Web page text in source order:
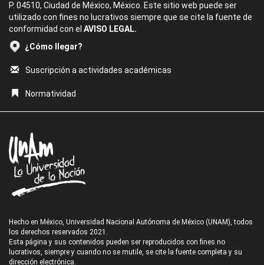
P. 04510, Ciudad de México, México. Este sitio web puede ser
utilizado con fines no lucrativos siempre que se cite la fuente de
conformidad con el AVISO LEGAL.
¿Cómo llegar?
Suscripción a actividades académicas
Normatividad
Hecho en México, Universidad Nacional Autónoma de México (UNAM), todos
los derechos reservados 2021.
Esta página y sus contenidos pueden ser reproducidos con fines no
lucrativos, siempre y cuando no se mutile, se cite la fuente completa y su
dirección electrónica.